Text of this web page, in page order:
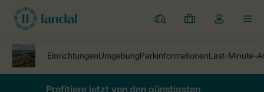
Ferienparks
Meine
Dropdown-
öffnen
Profitiere jetzt von den günstigsten